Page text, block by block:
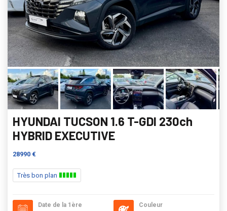
HYUNDAI TUCSON 1.6 T-GDI 230ch
HYBRID EXECUTIVE
28990 €
Très bon plan
Date de la 1ère
Couleur